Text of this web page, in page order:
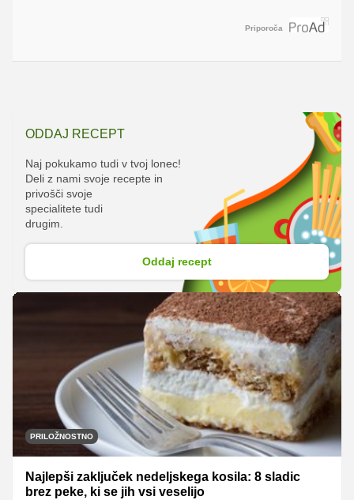
Priporoča
ODDAJ RECEPT
Naj pokukamo tudi v tvoj lonec!
Deli z nami svoje recepte in
privošči svoje
specialitete tudi
drugim.
Oddaj recept
PRILOŽNOSTNO
Najlepši zaključek nedeljskega kosila: 8 sladic
brez peke, ki se jih vsi veselijo